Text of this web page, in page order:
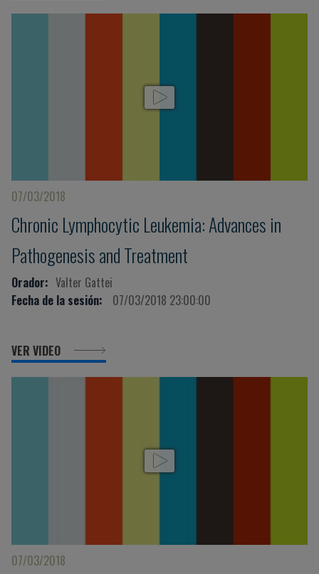
07/03/2018
Chronic Lymphocytic Leukemia: Advances in
Pathogenesis and Treatment
Orador: Valter Gattei
Fecha de la sesión:
07/03/2018 23:00:00
VER VIDEO
07/03/2018